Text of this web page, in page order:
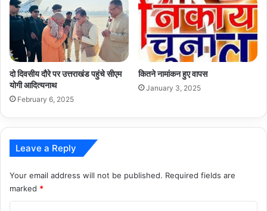
दो दिवसीय दौरे पर उत्तराखंड पहुंचे सीएम
योगी आदित्यनाथ
February 6, 2025
कितने नामांकन हुए वापस
January 3, 2025
Leave a Reply
Your email address will not be published. Required fields are
marked *